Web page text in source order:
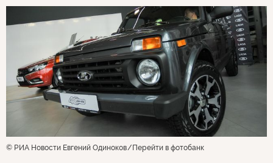
© РИА Новости Евгений Одиноков Перейти в фотобанк